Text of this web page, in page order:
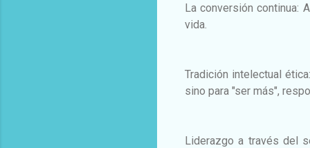
La conversión continua:
vida.
Tradición intelectual
sino para "ser más",
Liderazgo a través del